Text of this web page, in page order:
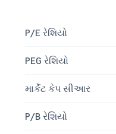
P/E રેશિયો
PEG રેશિયો
માર્કેટ કેપ સીઆર
P/B રેશિયો